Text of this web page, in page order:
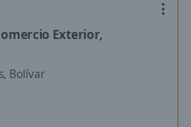
Exterior,
Bolívar